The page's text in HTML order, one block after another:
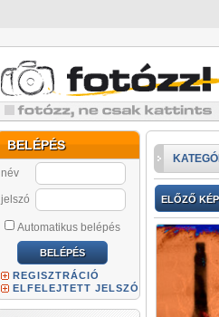
BELÉPÉS
név
jelszó
Automatikus belépés
REGISZTRÁCIÓ
ELFELEJTETT JELSZÓ
ELŐZŐ KÉP